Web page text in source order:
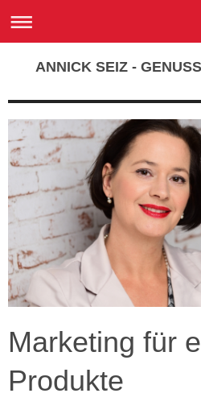
ANNICK SEIZ -
Marketing für
Produkte